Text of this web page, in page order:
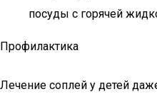
посуды с горячей
Профилактика
Лечение соплей у детей